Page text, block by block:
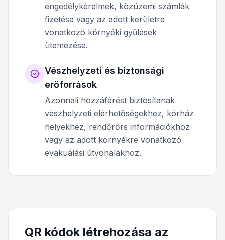
engedélykérelmek, közüzemi számlák
fizetése vagy az adott kerületre
vonatkozó környéki gyűlések
ütemezése.
Vészhelyzeti és biztonsági
erőforrások
Azonnali hozzáférést biztosítanak
vészhelyzeti elérhetőségekhez, kórház
helyekhez, rendőrőrs információkhoz
vagy az adott környékre vonatkozó
evakuálási útvonalakhoz.
QR kódok létrehozása az